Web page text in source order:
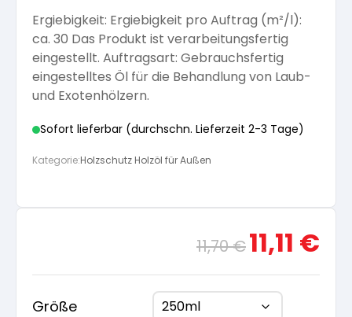
Öle für Außen
Pflege und Reinigung
Versiegelung für Beton
Pflege
Kalkfarben
Anti Schimmelfarbe
Latexfarben
Silikatfarben
Pflege und Reinigung
Spezialprodukte
Arbeitshandschuhe
Dichtmassen
Farbwalzen
Ergiebigkeit: Ergiebigkeit pro Auftrag (m²/l):
ca. 30 Das Produkt ist verarbeitungsfertig
eingestellt. Auftragsart: Gebrauchsfertig
eingestelltes Öl für die Behandlung von Laub-
und Exotenhölzern.
Sofort lieferbar (durchschn. Lieferzeit 2-3 Tage)
Kategorie:Holzschutz Holzöl für Außen
11,70€
Ursprünglicher
Preis
war:
11,70 €
11,11 €
ist:
Größe